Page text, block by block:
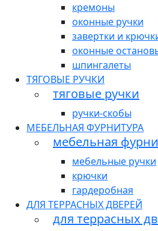
кремоны
оконные ручки
завертки и
оконные
шпингалеты
ТЯГОВЫЕ РУЧКИ
тяговые ручки
ручки-скобы
МЕБЕЛЬНАЯ ФУРНИТУРА
мебельная
мебельные ручки
крючки
гардеробная
ДЛЯ ТЕРРАСНЫХ ДВЕРЕЙ
для террасных